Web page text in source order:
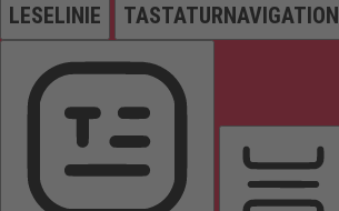
LESELINIE TASTATURNAVIGATION